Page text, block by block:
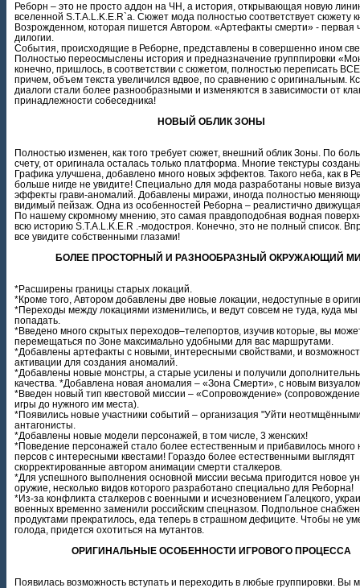
Реборн – это не просто аддон на ЧН, а история, открывающая новую
вселенной S.T.A.L.K.E.R`а. Сюжет мода полностью соответствует сюжету
Возрожденном, которая пишется Автором. «Артефакты смерти» - первая
дилогии.
События, происходящие в Реборне, представлены в совершенно ином
Полностью переосмыслены история и предназначение групппировки
конечно, пришлось, в соответствии с сюжетом, полностью переписать
причем, объем текста увеличился вдвое, по сравнению с оригинальным.
диалоги стали более разнообразными и изменяются в зависимости от
принадлежности собеседника!
НОВЫЙ ОБЛИК ЗОНЫ
Полностью изменен, как того требует сюжет, внешний облик Зоны. По
счету, от оригинала осталась только платформа. Многие текстуры
Графика улучшена, добавлено много новых эффектов. Такого неба, как в
больше нигде не увидите! Специально для мода разработаны новые
эффекты грави-аномалий. Добавлены миражи, иногда полностью
видимый пейзаж. Одна из особенностей Реборна – реалистично
По нашему скромному мнению, это самая правдоподобная водная
всю историю S.T.A.L.K.E.R .-модостроя. Конечно, это не полный список.
все увидите собственными глазами!
БОЛЕЕ ПРОСТОРНЫЙ И РАЗНООБРАЗНЫЙ ОКРУЖАЮЩИЙ
*Расширены границы старых локаций.
*Кроме того, Автором добавлены две новые локации, недоступные в
*Переходы между локациями изменились, и ведут совсем не туда, куда
попадать.
*Введено много скрытых переходов–телепортов, изучив которые, вы
перемещаться по Зоне максимально удобными для вас маршрутами.
*Добавлены артефакты с новыми, интересными свойствами, и
активации для создания аномалий.
*Добавлены новые монстры, а старые усилены и получили
качества. *Добавлена новая аномалия – «Зона Смерти», с новым
*Введен новый тип квестовой миссии – «Сопровождение» (сопровождение
игры до нужного им места).
*Появились новые участники событий – организация "Уйти
антагонисты.
*Добавлены новые модели персонажей, в том числе, 3 женских!
*Поведение персонажей стало более естественным и прибавилось много
персов с интересными квестами! Гораздо более естественными выглядят
скорректированные автором анимации смерти сталкеров.
*Для успешного выполнения основной миссии весьма пригодится новое
оружие, несколько видов которого разработано специально для Реборна!
*Из-за конфликта сталкеров с военными и исчезновением Галецкого,
военных временно заменили российским спецназом. Подпольное
продуктами прекратилось, еда теперь в страшном дефиците. Чтобы не
голода, придется охотиться на мутантов.
ОРИГИНАЛЬНЫЕ ОСОБЕННОСТИ ИГРОВОГО ПРОЦЕССА
Появилась возможность вступать и переходить в любые группировки. Вы